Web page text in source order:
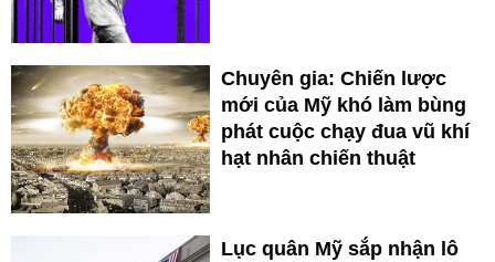
Chuyên gia: Chiến lược
mới của Mỹ khó làm bùng
phát cuộc chạy đua vũ khí
hạt nhân chiến thuật
Lục quân Mỹ sắp nhận lô